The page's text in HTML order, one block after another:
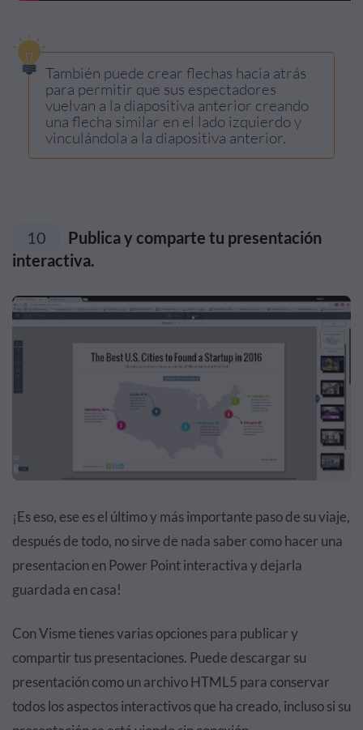
También puede crear flechas hacia atrás
para permitir que sus espectadores
vuelvan a la diapositiva anterior creando
una flecha similar en el lado izquierdo y
vinculándola a la diapositiva anterior.
10
Publica y comparte tu presentación
interactiva.
¡Es eso, ese es el último y más importante paso de su viaje,
después de todo, no sirve de nada saber como hacer una
presentacion en Power Point interactiva y dejarla
guardada en casa!
Con Visme tienes varias opciones para publicar y
compartir tus presentaciones. Puede descargar su
presentación como un archivo HTML5 para conservar
todos los aspectos interactivos que ha creado, incluso si su